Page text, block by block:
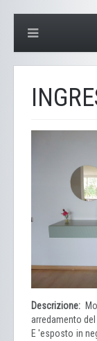
Descrizione:
arredamento
E 'esposto in